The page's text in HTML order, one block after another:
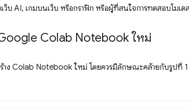
บ AI, เกมบนเว็บ หรือกราฟิก หรือผู้ที่สนใจการทดสอบโมเด
Colab Notebook ใหม่
าง Colab Notebook ใหม่ โดยควรมีลักษณะคล้ายกับรูปที่ 1